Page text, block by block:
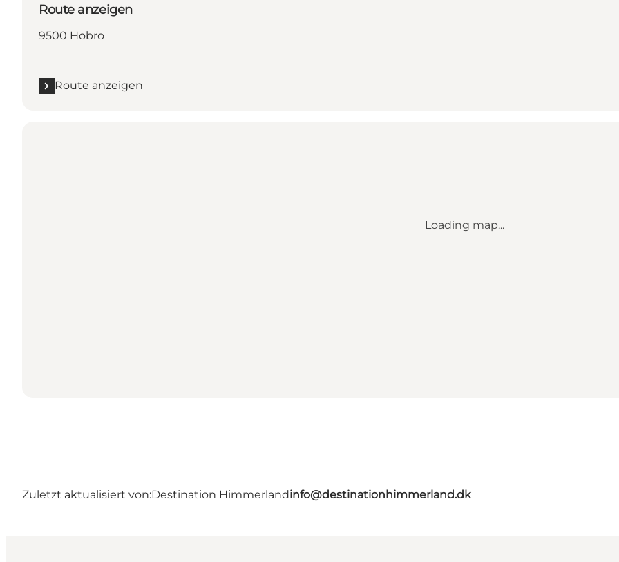
Route anzeigen
9500 Hobro
Route anzeigen
Loading map...
Zuletzt aktualisiert von:Destination Himmerlandinfo@destinationhimmerland.dk